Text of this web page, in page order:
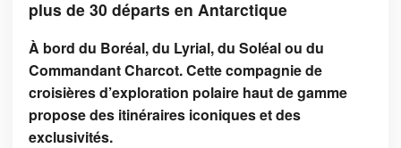
plus de 30 départs en Antarctique
À bord du Boréal, du Lyrial, du Soléal ou du
Commandant Charcot. Cette compagnie de
croisières d’exploration polaire haut de gamme
propose des itinéraires iconiques et des
exclusivités.